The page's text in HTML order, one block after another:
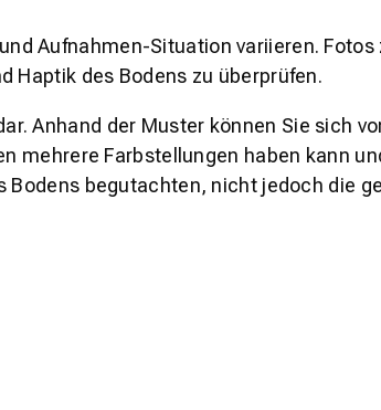
Aufnahmen-Situation variieren.
Haptik des Bodens zu überprüfen.
Anhand der Muster können Sie sich
mehrere Farbstellungen haben kann
begutachten, nicht jedoch die